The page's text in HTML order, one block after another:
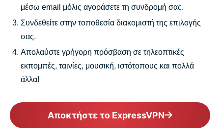
μέσω email μόλις αγοράσετε τη συνδρομή σας.
Συνδεθείτε στην τοποθεσία διακομιστή της επιλογής
σας.
Απολαύστε γρήγορη πρόσβαση σε τηλεοπτικές
εκπομπές, ταινίες, μουσική, ιστότοπους και πολλά
άλλα!
Αποκτήστε το ExpressVPN